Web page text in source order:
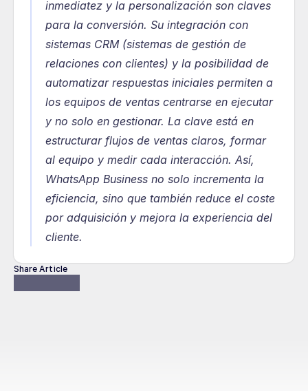
inmediatez y la personalización son claves
para la conversión. Su integración con
sistemas CRM (sistemas de gestión de
relaciones con clientes) y la posibilidad de
automatizar respuestas iniciales permiten a
los equipos de ventas centrarse en ejecutar
y no solo en gestionar. La clave está en
estructurar flujos de ventas claros, formar
al equipo y medir cada interacción. Así,
WhatsApp Business no solo incrementa la
eficiencia, sino que también reduce el coste
por adquisición y mejora la experiencia del
cliente.
Share Article